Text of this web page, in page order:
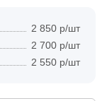
2 850 р/шт
2 700 р/шт
2 550 р/шт